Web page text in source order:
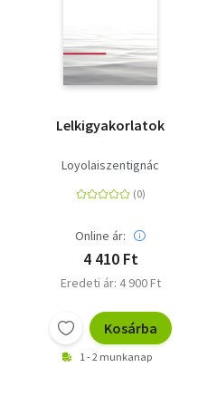
Lelkigyakorlatok
Loyolaiszentignác
Online ár:
4 410 Ft
Eredeti ár: 4 900 Ft
Kosárba
1 - 2 munkanap